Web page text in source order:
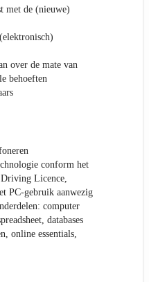
met de (nieuwe)
over de mate van
behoeften
conform het
Licence,
PC-gebruik aanwezig
computer
databases
online essentials,